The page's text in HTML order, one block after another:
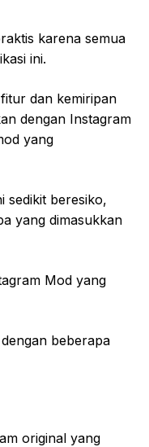
karena semua
ini.
dan kemiripan
dengan Instagram
yang
sedikit beresiko,
yang dimasukkan
Mod yang
beberapa
original yang